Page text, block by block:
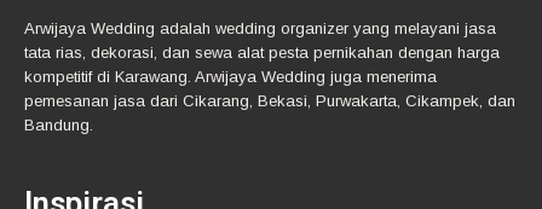
Arwijaya Wedding adalah wedding organizer yang melayani jasa
tata rias, dekorasi, dan sewa alat pesta pernikahan dengan harga
kompetitif di Karawang. Arwijaya Wedding juga menerima
pemesanan jasa dari Cikarang, Bekasi, Purwakarta, Cikampek, dan
Bandung.